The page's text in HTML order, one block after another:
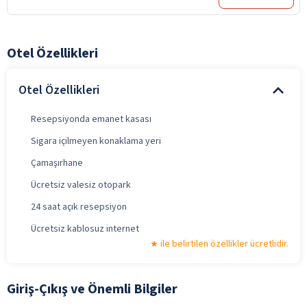
Otel Özellikleri
Otel Özellikleri
Resepsiyonda emanet kasası
Sigara içilmeyen konaklama yeri
Çamaşırhane
Ücretsiz valesiz otopark
24 saat açık resepsiyon
Ücretsiz kablosuz internet
ile belirtilen özellikler ücretlidir.
Giriş-Çıkış ve Önemli Bilgiler